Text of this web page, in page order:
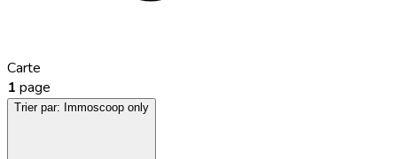
Carte
1 page
Trier par: Immoscoop only